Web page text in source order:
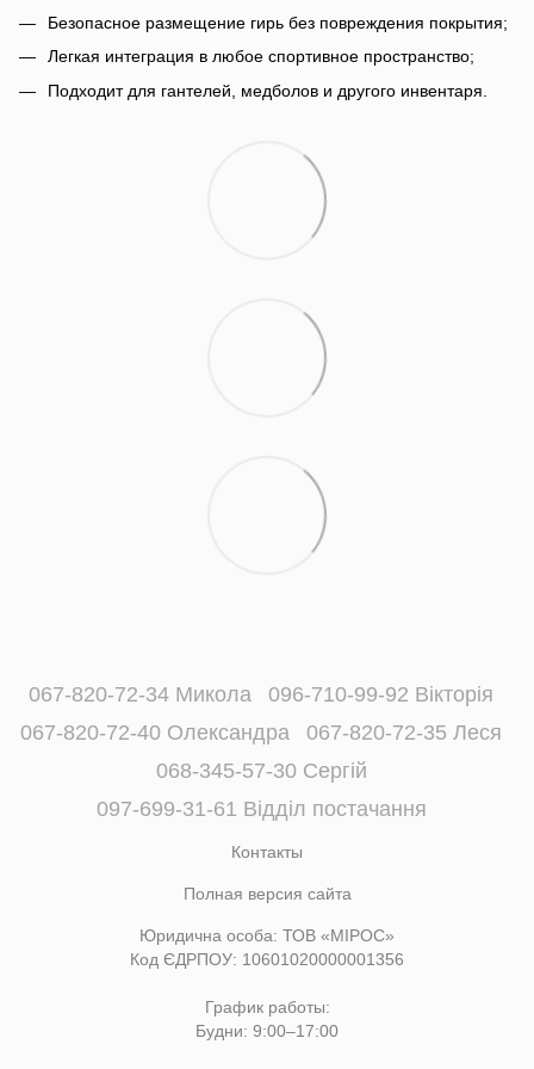
Безопасное размещение гирь без повреждения покрытия;
Легкая интеграция в любое спортивное пространство;
Подходит для гантелей, медболов и другого инвентаря.
067-820-72-34 Микола
096-710-99-92 Вікторія
067-820-72-40 Олександра
067-820-72-35 Леся
068-345-57-30 Сергій
097-699-31-61 Відділ постачання
Контакты
Полная версия сайта
Юридична особа: ТОВ «МІРОС»
Код ЄДРПОУ: 10601020000001356
График работы:
Будни: 9:00–17:00